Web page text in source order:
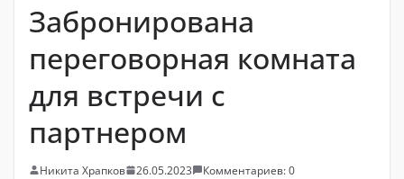
Забронирована
переговорная комната
для встречи с
партнером
Никита Храпков 26.05.2023 Комментариев: 0